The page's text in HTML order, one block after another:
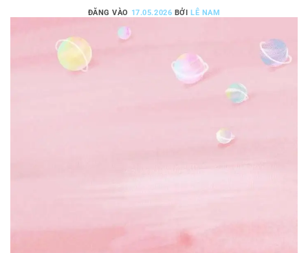
ĐĂNG VÀO 17.05.2026 BỞILÊ NAM